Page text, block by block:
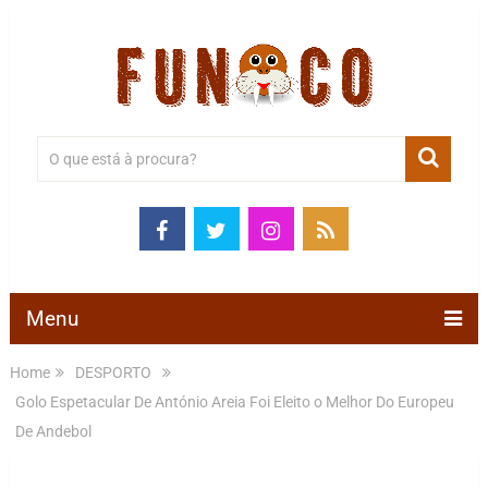
Menu
Home
DESPORTO
Golo Espetacular De António Areia Foi Eleito o Melhor Do Europeu
De Andebol